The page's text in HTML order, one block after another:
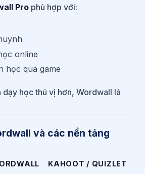
Pro phù hợp với:
online
học qua game
học thú vị hơn, Wordwall là
và các nền tảng
KAHOOT / QUIZLET